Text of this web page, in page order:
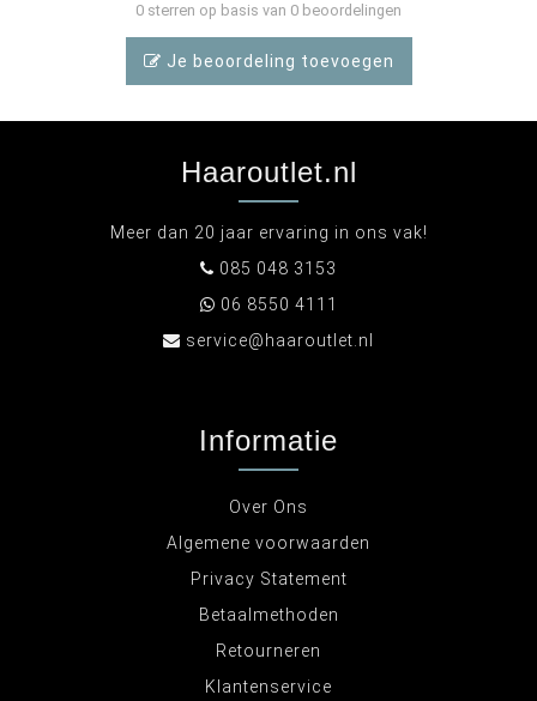
0 sterren op basis van 0 beoordelingen
Je beoordeling toevoegen
Haaroutlet.nl
Meer dan 20 jaar ervaring in ons vak!
085 048 3153
06 8550 4111
service@haaroutlet.nl
Informatie
Over Ons
Algemene voorwaarden
Privacy Statement
Betaalmethoden
Retourneren
Klantenservice